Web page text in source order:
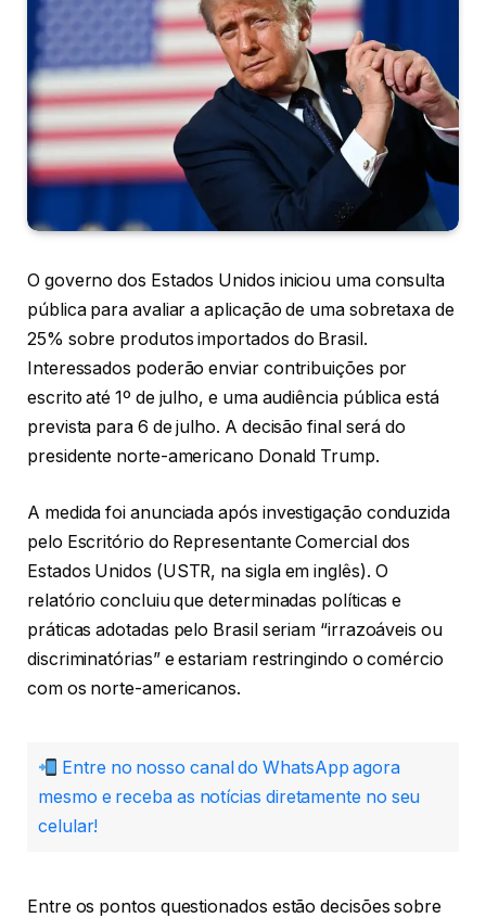
O governo dos Estados Unidos iniciou uma consulta
pública para avaliar a aplicação de uma sobretaxa de
25% sobre produtos importados do Brasil.
Interessados poderão enviar contribuições por
escrito até 1º de julho, e uma audiência pública está
prevista para 6 de julho. A decisão final será do
presidente norte-americano Donald Trump.
A medida foi anunciada após investigação conduzida
pelo Escritório do Representante Comercial dos
Estados Unidos (USTR, na sigla em inglês). O
relatório concluiu que determinadas políticas e
práticas adotadas pelo Brasil seriam “irrazoáveis ou
discriminatórias” e estariam restringindo o comércio
com os norte-americanos.
Entre no nosso canal do WhatsApp agora
mesmo e receba as notícias diretamente no seu
celular!
Entre os pontos questionados estão decisões sobre